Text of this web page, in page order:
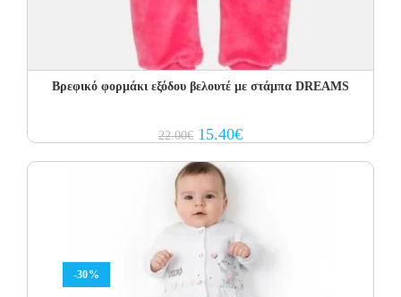
Βρεφικό φορμάκι εξόδου βελουτέ με στάμπα DREAMS
22.00€ Original
price
22.00€.
15.40€Current
price
-30%